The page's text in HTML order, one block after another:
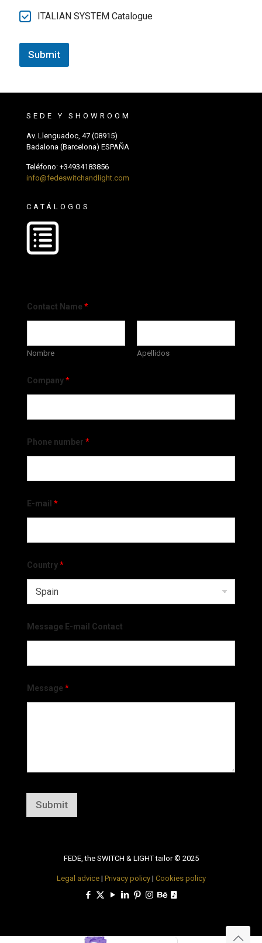
ITALIAN SYSTEM Catalogue
Submit
SEDE Y SHOWROOM
Av. Llenguadoc, 47 (08915)
Badalona (Barcelona) ESPAÑA
Teléfono: +34934183856
info@fedeswitchandlight.com
CATÁLOGOS
Contact Name *
Nombre Apellidos
Company*
Phone number *
E-mail *
Country*
Message E-mail Contact
Message *
Submit
FEDE, the SWITCH & LIGHT tailor © 2025
Legal advice| Privacy policy| Cookies policy